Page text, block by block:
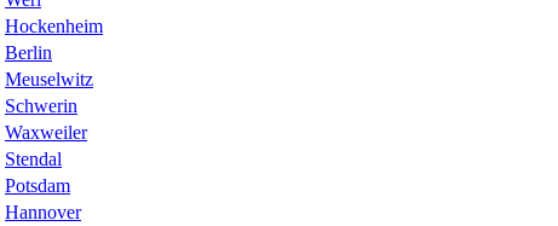
Hockenheim
Berlin
Meuselwitz
Schwerin
Waxweiler
Stendal
Potsdam
Hannover